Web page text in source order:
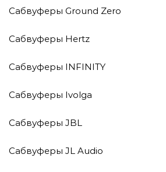
Сабвуферы Ground Zero
Сабвуферы Hertz
Сабвуферы INFINITY
Сабвуферы Ivolga
Сабвуферы JBL
Сабвуферы JL Audio